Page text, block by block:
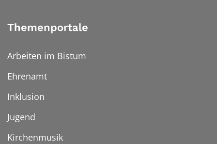
Themenportale
Arbeiten im Bistum
Ehrenamt
Inklusion
Jugend
Kirchenmusik